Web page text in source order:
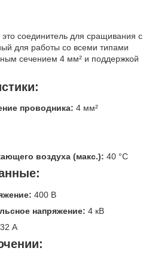
это соединитель для сращивания с
для работы со всеми типами
сечением 4 мм² и поддержкой
проводника: 4 мм²
воздуха (макс.): 40 °C
400 В
напряжение: 4 кВ
32 А